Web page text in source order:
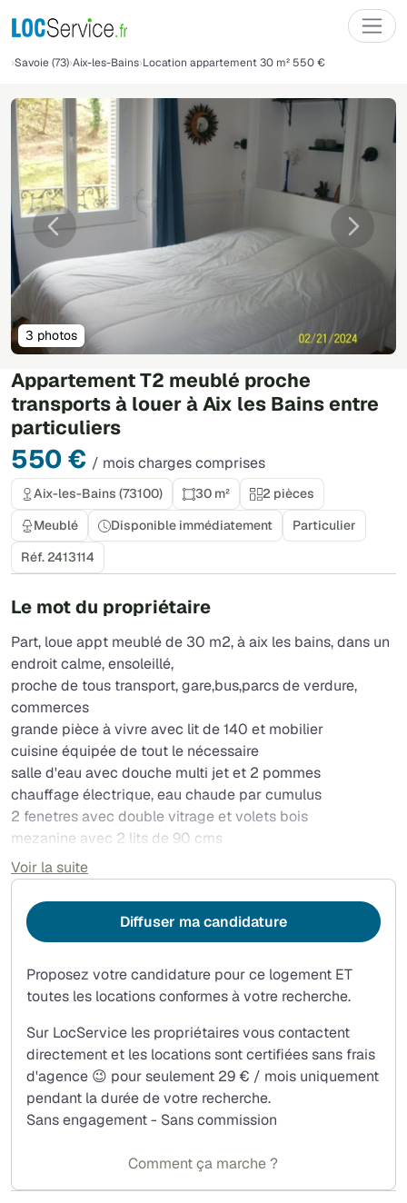
Savoie (73) Aix-les-Bains Location appartement 30 m² 550 €
Appartement T2 meublé proche
transports à louer à Aix les Bains entre
particuliers
550 € / mois charges comprises
Précédente
3 photos
Aix-les-Bains (73100) 30 m²
2 pièces
Meublé
Disponible immédiatement
Particulier
Réf. 2413114
Le mot du propriétaire
Part, loue appt meublé de 30 m2, à aix les bains, dans un
endroit calme, ensoleillé,
proche de tous transport, gare,bus,parcs de verdure,
commerces
grande pièce à vivre avec lit de 140 et mobilier
cuisine équipée de tout le nécessaire
salle d'eau avec douche multi jet et 2 pommes
chauffage électrique, eau chaude par cumulus
2 fenetres avec double vitrage et volets bois
mezanine avec 2 lits de 90 cms
machine à laver, avec séchage par souffleur
parking avec l'immeuble
Voir la suite
Proposez votre candidature pour ce logement ET
toutes les locations conformes à votre recherche.
Sur LocService les propriétaires vous contactent
directement et les locations sont certifiées sans frais
d'agence 😉 pour seulement 29 € / mois uniquement
pendant la durée de votre recherche.
Sans engagement - Sans commission
Diffuser ma candidature
Comment ça marche ?